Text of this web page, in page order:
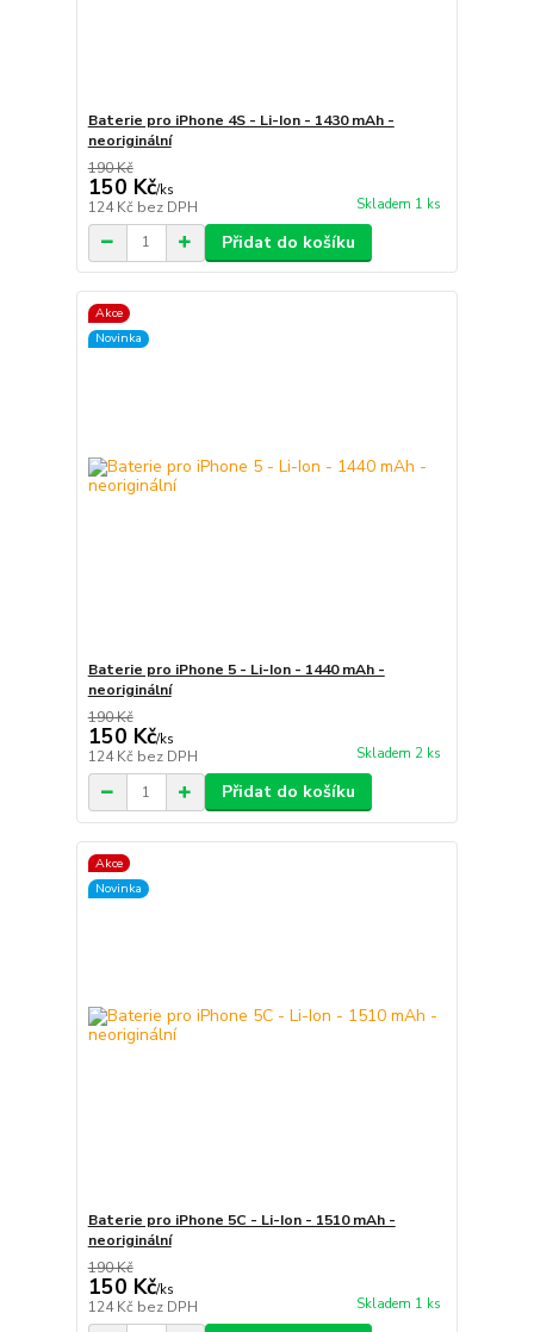
Baterie pro iPhone 4S - Li-Ion - 1430 mAh -
neoriginální
190 Kč
150 Kč/ks
124 Kč bez DPH Skladem 1 ks
Přidat do košíku
Akce
Novinka
Baterie pro iPhone 5 - Li-Ion - 1440 mAh -
neoriginální
190 Kč
150 Kč/ks
124 Kč bez DPH Skladem 2 ks
Přidat do košíku
Akce
Novinka
Baterie pro iPhone 5C - Li-Ion - 1510 mAh -
neoriginální
190 Kč
150 Kč/ks
124 Kč bez DPH Skladem 1 ks